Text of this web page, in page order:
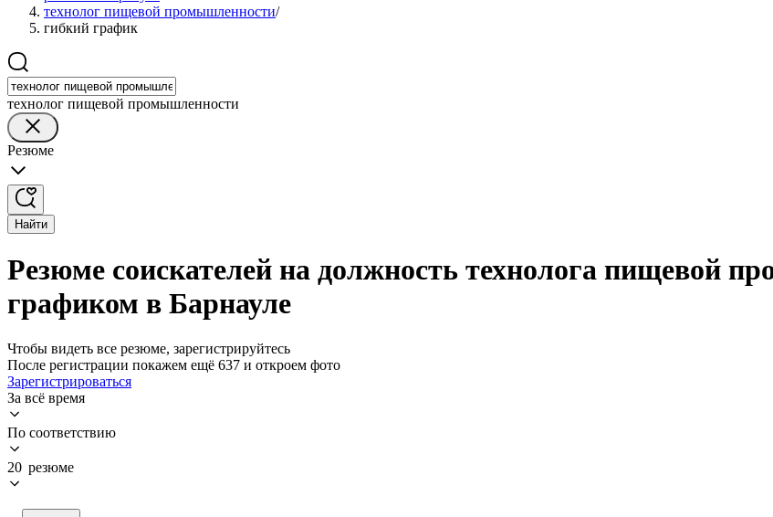
технолог пищевой промышленности/
гибкий график
технолог пищевой промышленности
Резюме
Найти
Резюме соискателей на должность технолога пищевой
графиком в Барнауле
Чтобы видеть все резюме, зарегистрируйтесь
После регистрации покажем ещё 637 и откроем фото
Зарегистрироваться
За всё время
По соответствию
20 резюме